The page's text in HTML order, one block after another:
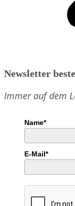
Newsletter
Immer auf dem
Name*
E-Mail*